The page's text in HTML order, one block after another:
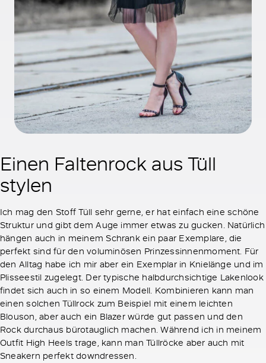
Einen Faltenrock aus Tüll
stylen
Ich mag den Stoff Tüll sehr gerne, er hat einfach eine schöne
Struktur und gibt dem Auge immer etwas zu gucken. Natürlich
hängen auch in meinem Schrank ein paar Exemplare, die
perfekt sind für den voluminösen Prinzessinnenmoment. Für
den Alltag habe ich mir aber ein Exemplar in Knielänge und im
Plisseestil zugelegt. Der typische halbdurchsichtige Lakenlook
findet sich auch in so einem Modell. Kombinieren kann man
einen solchen Tüllrock zum Beispiel mit einem leichten
Blouson, aber auch ein Blazer würde gut passen und den
Rock durchaus bürotauglich machen. Während ich in meinem
Outfit High Heels trage, kann man Tüllröcke aber auch mit
Sneakern perfekt downdressen.